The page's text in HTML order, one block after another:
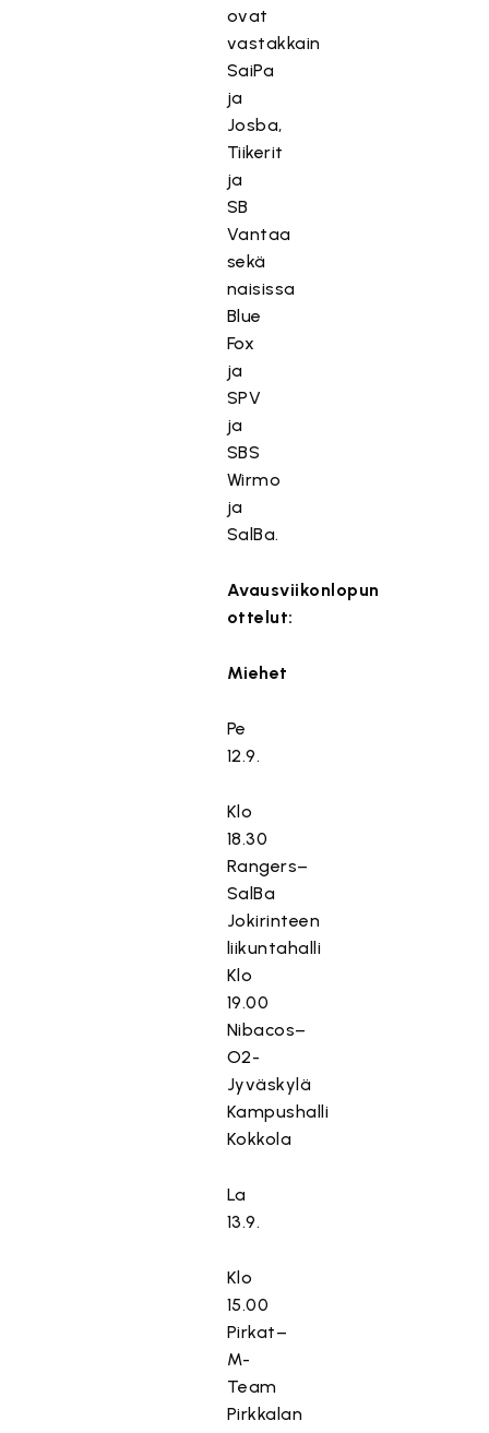
ovat
vastakkain
SaiPa
ja
Josba,
Tiikerit
ja
SB
Vantaa
sekä
naisissa
Blue
Fox
ja
SPV
ja
SBS
Wirmo
ja
SalBa.
Avausviikonlopun
ottelut:
Miehet
Pe
12.9.
Klo
18.30
Rangers–
SalBa
Jokirinteen
liikuntahalli
Klo
19.00
Nibacos–
O2-
Jyväskylä
Kampushalli
Kokkola
La
13.9.
Klo
15.00
Pirkat–
M-
Team
Pirkkalan